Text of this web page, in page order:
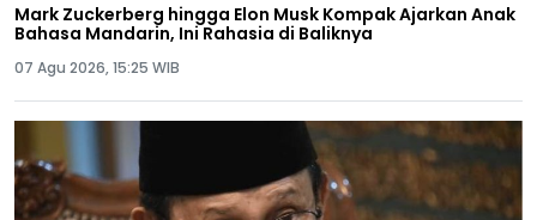
Mark Zuckerberg hingga Elon Musk Kompak Ajarkan Anak
Bahasa Mandarin, Ini Rahasia di Baliknya
07 Agu 2026, 15:25 WIB